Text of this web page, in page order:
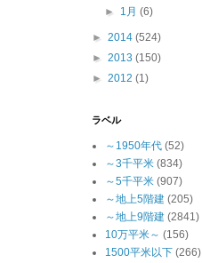
► 1月(6)
► 2014 (524)
► 2013 (150)
► 2012 (1)
ラベル
～1950年代 (52)
～3千平米 (834)
～5千平米 (907)
～地上5階建 (205)
～地上9階建 (2841)
10万平米～ (156)
1500平米以下 (266)